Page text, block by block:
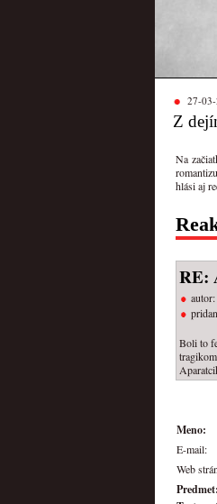
27-
Z
Na
hlási aj
RE:
autor:
Boli to
Meno:
E-mail:
Web
Predmet: